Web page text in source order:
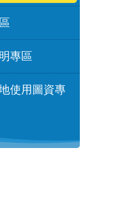
專區
使用圖資專